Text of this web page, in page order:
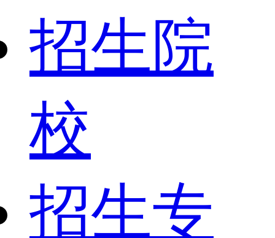
招生院
校
招生专